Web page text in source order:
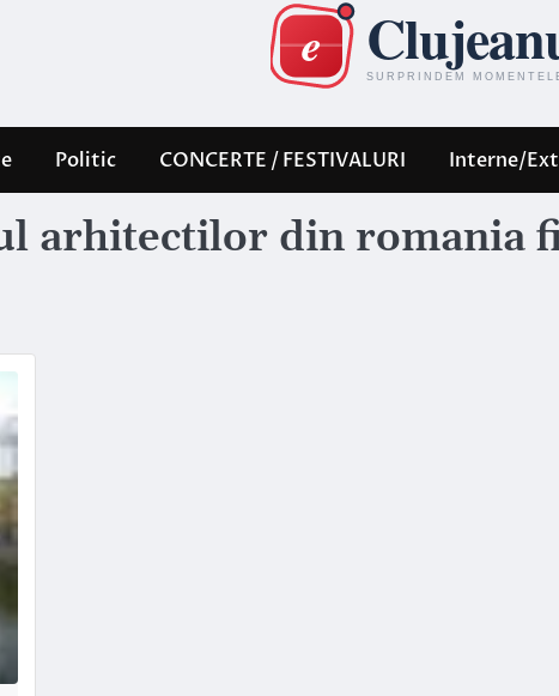
Politic CONCERTE / FESTIVALURI Interne/
arhitectilor din romania